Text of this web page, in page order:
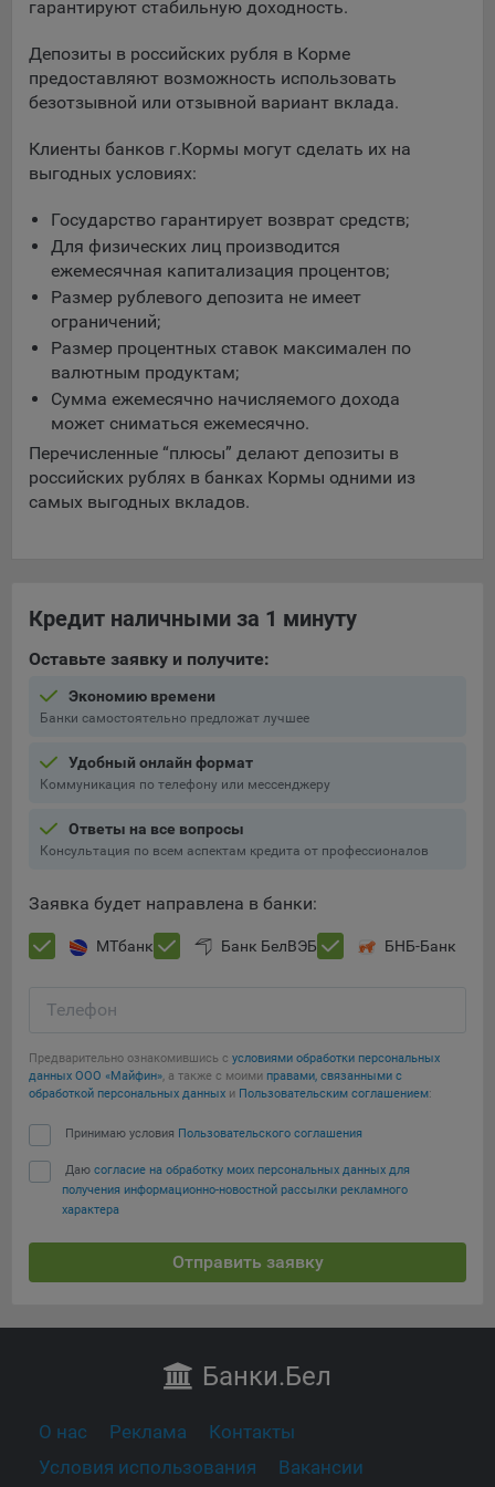
Компании, которой мы поручаем обработку данных для
данной цели:
компанией, согласно договора аренды ООО «Рэкун
технолоджи», 220069 г. Минск, пр-т Дзержинского, д.3Б,
Рекламные Cookie
Отключение рекламных cookie-файлы не позволит
принимать меры по совершенствованию работы
Сайта, исходя из предпочтений пользователя, а также
осуществлять подбор рекламы, иных рекламных
материалов по наиболее актуальному, подходящему
назначению для каждого конкретного пользователя.
Компании, которым мы поручаем обработку данных для
данной цели:
Яндекса рекламная сеть (Yandex Mobile Ads, ADFOX) -
предоставляемый компанией Google Ireland Ltd, Gordon
Сохранить мои изменения
Сохранить по умолчанию
гарантируют стабильную доходность.
Депозиты в российских рубля в Корме
предоставляют возможность использовать
безотзывной или отзывной вариант вклада.
Клиенты банков г.Кормы могут сделать их на
выгодных условиях:
Государство гарантирует возврат средств;
Для физических лиц производится
ежемесячная капитализация процентов;
Размер рублевого депозита не имеет
ограничений;
Размер процентных ставок максимален по
валютным продуктам;
Сумма ежемесячно начисляемого дохода
может сниматься ежемесячно.
Перечисленные “плюсы” делают депозиты в
российских рублях в банках Кормы одними из
самых выгодных вкладов.
Кредит наличными за 1 минуту
Оставьте заявку и получите:
Экономию времени
Банки самостоятельно предложат лучшее
Удобный онлайн формат
Коммуникация по телефону или мессенджеру
Ответы на все вопросы
Консультация по всем аспектам кредита от профессионалов
Заявка будет направлена в банки:
МТбанк Банк БелВЭБ БНБ-Банк
Телефон
Предварительно ознакомившись с условиями обработки персональных
данных ООО «Майфин», а также с моими правами, связанными с
обработкой персональных данных и Пользовательским соглашением:
Принимаю условия Пользовательского соглашения
Даю согласие на обработку моих персональных данных для
получения информационно-новостной рассылки рекламного
характера
Отправить заявку
Банки.Бел
О нас Реклама
Контакты
Условия использования
Вакансии